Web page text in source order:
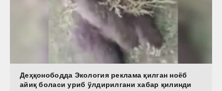
Деҳқонободда Экология реклама қилган ноёб
айиқ боласи уриб ўлдирилгани хабар қилинди